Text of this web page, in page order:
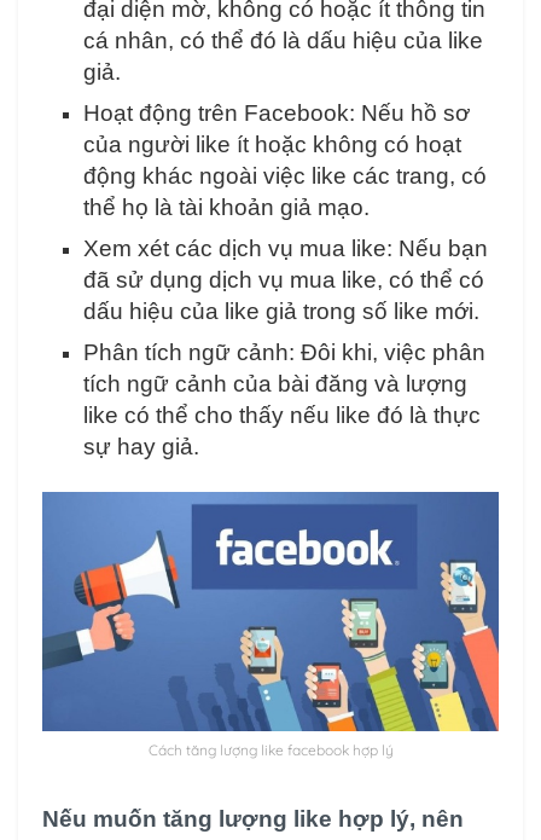
đại diện mờ, không có hoặc ít thông tin
cá nhân, có thể đó là dấu hiệu của like
giả.
Hoạt động trên Facebook: Nếu hồ sơ
của người like ít hoặc không có hoạt
động khác ngoài việc like các trang, có
thể họ là tài khoản giả mạo.
Xem xét các dịch vụ mua like: Nếu bạn
đã sử dụng dịch vụ mua like, có thể có
dấu hiệu của like giả trong số like mới.
Phân tích ngữ cảnh: Đôi khi, việc phân
tích ngữ cảnh của bài đăng và lượng
like có thể cho thấy nếu like đó là thực
sự hay giả.
Cách tăng lượng like facebook hợp lý
Nếu muốn tăng lượng like hợp lý, nên